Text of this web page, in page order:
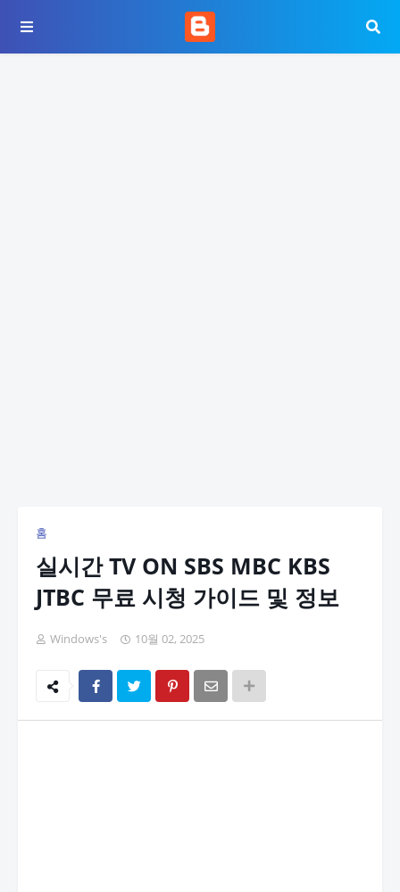
홈
실시간 TV ON SBS MBC KBS
JTBC 무료 시청 가이드 및 정보
Windows's 10월 02, 2025